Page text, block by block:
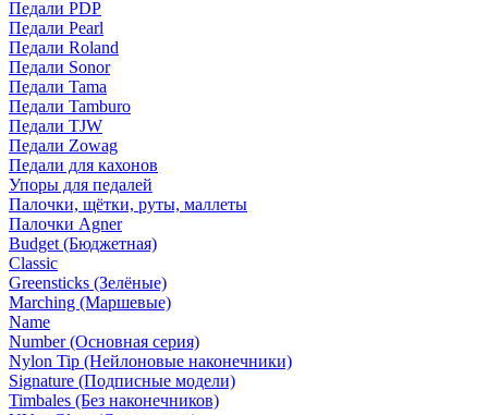
Педали PDP
Педали Pearl
Педали Roland
Педали Sonor
Педали Tama
Педали Tamburo
Педали TJW
Педали Zowag
Педали для кахонов
Упоры для педалей
Палочки, щётки, руты, маллеты
Палочки Agner
Budget (Бюджетная)
Classic
Greensticks (Зелёные)
Marching (Маршевые)
Name
Number (Основная серия)
Nylon Tip (Нейлоновые наконечники)
Signature (Подписные модели)
Timbales (Без наконечников)